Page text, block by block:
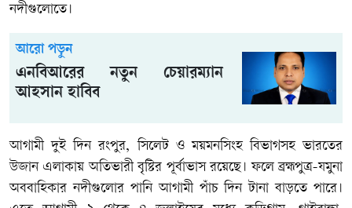
নদীগুলোতে।
আরো পড়ুন
এনবিআরের নতুন চেয়ারম্যান
আহসান হাবিব
আগামী দুই দিন রংপুর, সিলেট ও ময়মনসিংহ বিভাগসহ ভারতের
উজান এলাকায় অতিভারী বৃষ্টির পূর্বাভাস রয়েছে। ফলে ব্রহ্মপুত্র-যমুনা
অববাহিকার নদীগুলোর পানি আগামী পাঁচ দিন টানা বাড়তে পারে।